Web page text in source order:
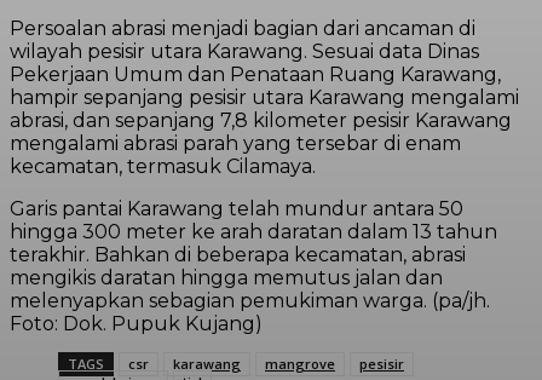
Persoalan abrasi menjadi bagian dari ancaman di
wilayah pesisir utara Karawang. Sesuai data Dinas
Pekerjaan Umum dan Penataan Ruang Karawang,
hampir sepanjang pesisir utara Karawang mengalami
abrasi, dan sepanjang 7,8 kilometer pesisir Karawang
mengalami abrasi parah yang tersebar di enam
kecamatan, termasuk Cilamaya.
Garis pantai Karawang telah mundur antara 50
hingga 300 meter ke arah daratan dalam 13 tahun
terakhir. Bahkan di beberapa kecamatan, abrasi
mengikis daratan hingga memutus jalan dan
melenyapkan sebagian pemukiman warga. (pa/jh.
Foto: Dok. Pupuk Kujang)
TAGS csr karawang mangrove
pesisir